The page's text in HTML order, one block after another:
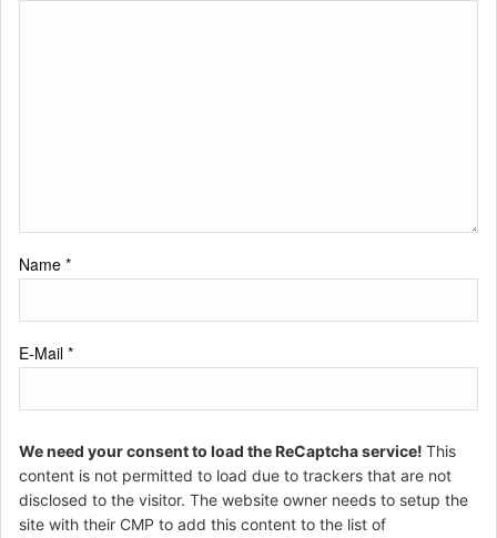
Name *
E-Mail *
We need your consent to load the ReCaptcha service! This
content is not permitted to load due to trackers that are not
disclosed to the visitor. The website owner needs to setup the
site with their CMP to add this content to the list of